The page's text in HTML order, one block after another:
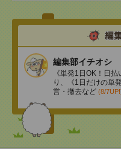
編集部イチオシ
《単発1日OK！日
り、《1日だけの単
営・撤去など (8/